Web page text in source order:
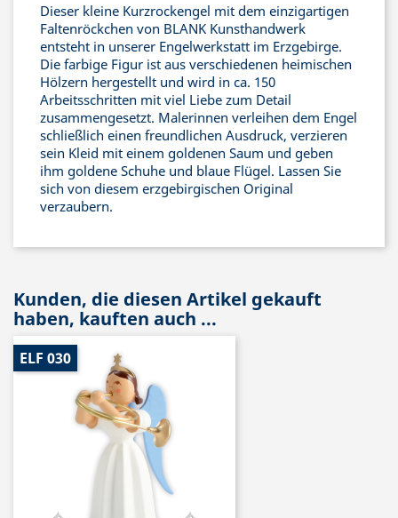
Dieser kleine Kurzrockengel mit dem einzigartigen
Faltenröckchen von BLANK Kunsthandwerk
entsteht in unserer Engelwerkstatt im Erzgebirge.
Die farbige Figur ist aus verschiedenen heimischen
Hölzern hergestellt und wird in ca. 150
Arbeitsschritten mit viel Liebe zum Detail
zusammengesetzt. Malerinnen verleihen dem Engel
schließlich einen freundlichen Ausdruck, verzieren
sein Kleid mit einem goldenen Saum und geben
ihm goldene Schuhe und blaue Flügel. Lassen Sie
sich von diesem erzgebirgischen Original
verzaubern.
Kunden, die diesen Artikel gekauft
haben, kauften auch ...
ELF 030